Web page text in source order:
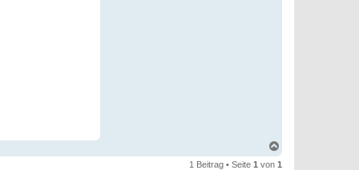
c
1 Beitrag • Seite 1 von 1